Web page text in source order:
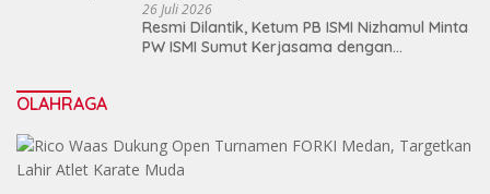
26 Juli 2026
Resmi Dilantik, Ketum PB ISMI Nizhamul Minta
PW ISMI Sumut Kerjasama dengan
OLAHRAGA